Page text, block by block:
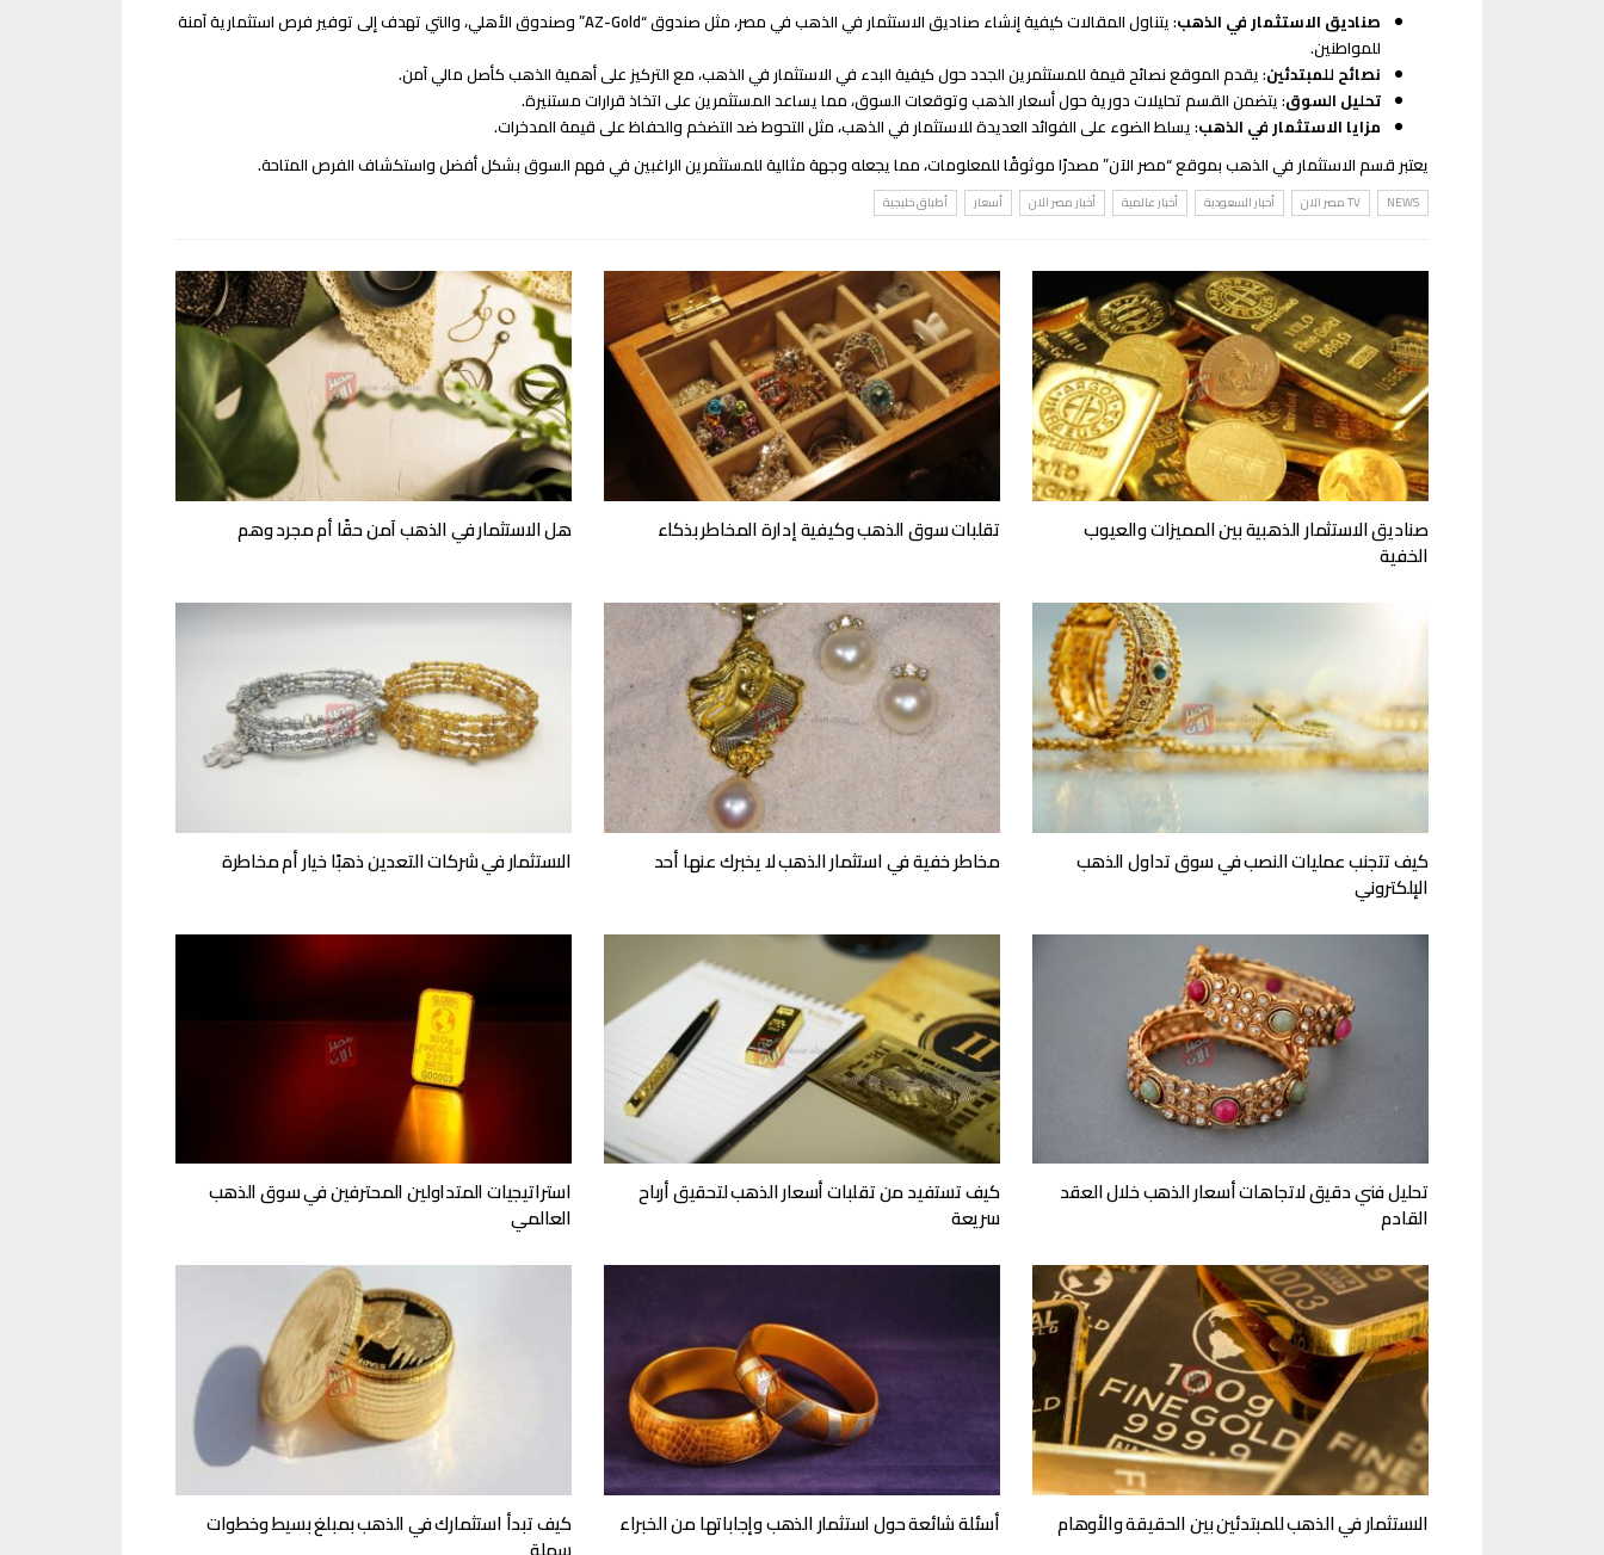
صناديق الاستثمار في الذهب
: يتناول المقالات كيفية إنشاء صناديق الاستثمار في الذهب في مصر، مثل صندوق “AZ-Gold” وصندوق الأهلي، والتي تهدف إلى توفير فرص استثمارية آمنة
للمواطنين.
نصائح للمبتدئين: يقدم الموقع نصائح قيمة للمستثمرين الجدد حول كيفية البدء في الاستثمار في الذهب، مع التركيز على أهمية الذهب كأصل مالي آمن.
تحليل السوق: يتضمن القسم تحليلات دورية حول أسعار الذهب وتوقعات السوق، مما يساعد المستثمرين على اتخاذ قرارات مستنيرة.
مزايا الاستثمار في الذهب: يسلط الضوء على الفوائد العديدة للاستثمار في الذهب، مثل التحوط ضد التضخم والحفاظ على قيمة المدخرات.
يعتبر قسم الاستثمار في الذهب بموقع “مصر الآن” مصدرًا موثوقًا للمعلومات، مما يجعله وجهة مثالية للمستثمرين الراغبين في فهم السوق بشكل أفضل واستكشاف الفرص المتاحة.
NEWS TV مصر الان أخبار السعودية أخبار عالمية أخبار مصر الان أسعار أطباق خليجية
صناديق الاستثمار الذهبية بين المميزات والعيوب
الخفية
تقلبات سوق الذهب وكيفية إدارة المخاطر بذكاء هل الاستثمار في الذهب آمن حقًا أم مجرد وهم
كيف تتجنب عمليات النصب في سوق تداول الذهب
الإلكتروني
مخاطر خفية في استثمار الذهب لا يخبرك عنها أحد الاستثمار في شركات التعدين ذهبًا خيار أم مخاطرة
تحليل فني دقيق لاتجاهات أسعار الذهب خلال العقد
القادم
كيف تستفيد من تقلبات أسعار الذهب لتحقيق أرباح
سريعة
استراتيجيات المتداولين المحترفين في سوق الذهب
العالمي
الاستثمار في الذهب للمبتدئين بين الحقيقة والأوهام أسئلة شائعة حول استثمار الذهب وإجاباتها من الخبراء كيف تبدأ استثمارك في الذهب بمبلغ بسيط وخطوات